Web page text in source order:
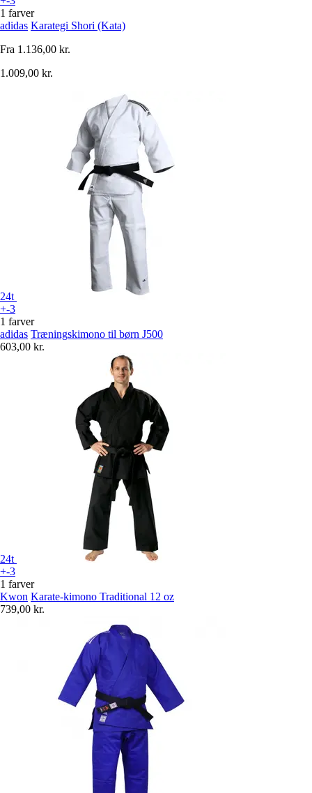
1 farver
adidas Karategi Shori (Kata)
Fra 1.136,00 kr.
1.009,00 kr.
24t
+-3
1 farver
adidas Træningskimono til børn J500
603,00 kr.
24t
+-3
1 farver
Kwon Karate-kimono Traditional 12 oz
739,00 kr.